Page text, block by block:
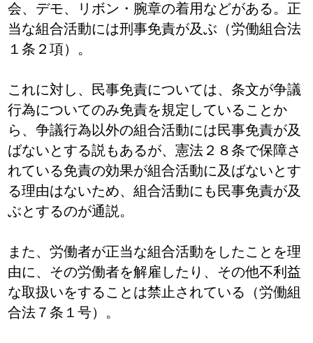
会、デモ、リボン・腕章の着用などがある。正
当な組合活動には刑事免責が及ぶ（労働組合法
１条２項）。
これに対し、民事免責については、条文が争議
行為についてのみ免責を規定していることか
ら、争議行為以外の組合活動には民事免責が及
ばないとする説もあるが、憲法２８条で保障さ
れている免責の効果が組合活動に及ばないとす
る理由はないため、組合活動にも民事免責が及
ぶとするのが通説。
また、労働者が正当な組合活動をしたことを理
由に、その労働者を解雇したり、その他不利益
な取扱いをすることは禁止されている（労働組
合法７条１号）。